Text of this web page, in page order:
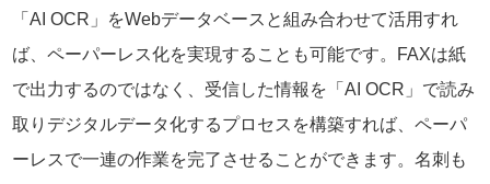
「AI OCR」をWebデータベースと組み合わせて活用すれ
ば、ペーパーレス化を実現することも可能です。FAXは紙
で出力するのではなく、受信した情報を「AI OCR」で読み
取りデジタルデータ化するプロセスを構築すれば、ペーパ
ーレスで一連の作業を完了させることができます。名刺も